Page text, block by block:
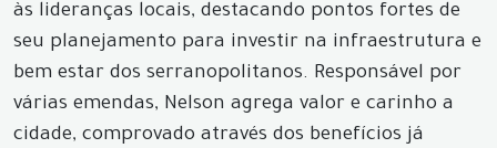
às lideranças locais, destacando pontos fortes de
seu planejamento para investir na infraestrutura e
bem estar dos serranopolitanos. Responsável por
várias emendas, Nelson agrega valor e carinho a
cidade, comprovado através dos benefícios já